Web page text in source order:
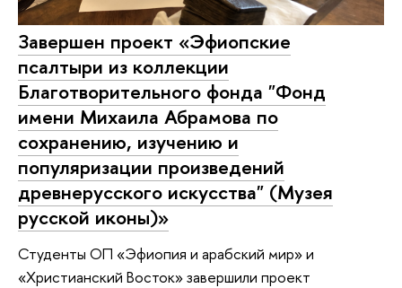
Завершен проект «Эфиопские
псалтыри из коллекции
Благотворительного фонда "Фонд
имени Михаила Абрамова по
сохранению, изучению и
популяризации произведений
древнерусского искусства" (Музея
русской иконы)»
Студенты ОП «Эфиопия и арабский мир» и
«Христианский Восток» завершили проект